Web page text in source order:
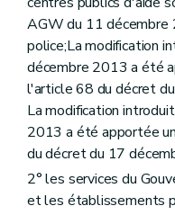
Chapitre VIII
Art. 41
Art. 42
Art. 43
Art. 44
Art. 45
Art. 46
Art. 47
Art. 48
Art. 49
Chapitre IX
Art. 50
AGW du 11
police;La modification
décembre 2013 a été
l'article 68 du décret
La modification
2013 a été apportée
du décret du 17
2° les services du
et les établissements